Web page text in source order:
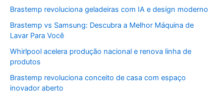
Brastemp revoluciona geladeiras com IA e design moderno
Brastemp vs Samsung: Descubra a Melhor Máquina de
Lavar Para Você
Whirlpool acelera produção nacional e renova linha de
produtos
Brastemp revoluciona conceito de casa com espaço
inovador aberto